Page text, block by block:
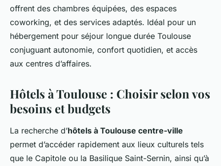
offrent des chambres équipées, des espaces
coworking, et des services adaptés. Idéal pour un
hébergement pour séjour longue durée Toulouse
conjuguant autonomie, confort quotidien, et accès
aux centres d’affaires.
Hôtels à Toulouse : Choisir selon vos
besoins et budgets
La recherche d’hôtels à Toulouse centre-ville
permet d’accéder rapidement aux lieux culturels tels
que le Capitole ou la Basilique Saint-Sernin, ainsi qu’à